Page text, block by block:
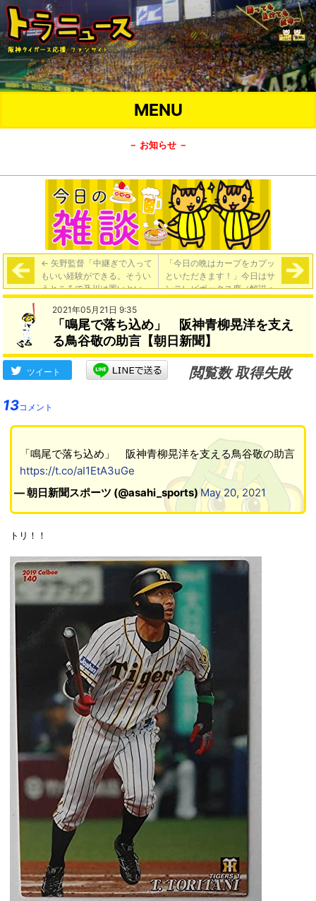
MENU
－ お知らせ －
← 矢野監督「中継ぎで入って
もいい経験ができる。そうい
うところで及川は置いとい
て」
「今日の晩はカープをカプッ
といただきます！」今日はサ
ンテレビボックス席（解説：
濱中治 ）→
2021年05月21日 9:35
「鳴尾で落ち込め」 阪神青柳晃洋を支え
る鳥谷敬の助言【朝日新聞】
ツイート
閲覧数 取得失敗
13コメント
「鳴尾で落ち込め」 阪神青柳晃洋を支える鳥谷敬の助言
https://t.co/aI1EtA3uGe
— 朝日新聞スポーツ (@asahi_sports)May 20, 2021
トリ！！